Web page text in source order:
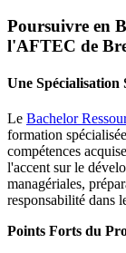
Poursuivre en
l'AFTEC de
Une Spécialisation
Le Bachelor
formation
compétences
l'accent sur le
managériales,
responsabilité dans
Points Forts du